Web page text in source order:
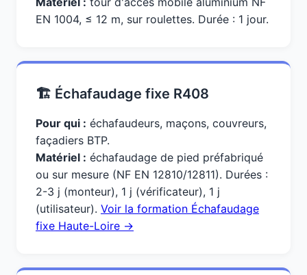
EN 1004, ≤ 12 m, sur roulettes. Durée : 1 jour.
🏗️ Échafaudage fixe R408
Pour qui : échafaudeurs, maçons, couvreurs,
façadiers BTP.
Matériel : échafaudage de pied préfabriqué
ou sur mesure (NF EN 12810/12811). Durées :
2-3 j (monteur), 1 j (vérificateur), 1 j
(utilisateur). Voir la formation Échafaudage
fixe Haute-Loire →